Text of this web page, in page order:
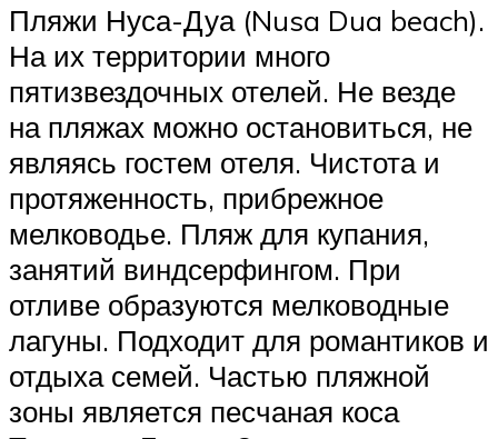
Пляжи Нуса-Дуа (Nusa Dua beach).
На их территории много
пятизвездочных отелей. Не везде
на пляжах можно остановиться, не
являясь гостем отеля. Чистота и
протяженность, прибрежное
мелководье. Пляж для купания,
занятий виндсерфингом. При
отливе образуются мелководные
лагуны. Подходит для романтиков и
отдыха семей. Частью пляжной
зоны является песчаная коса